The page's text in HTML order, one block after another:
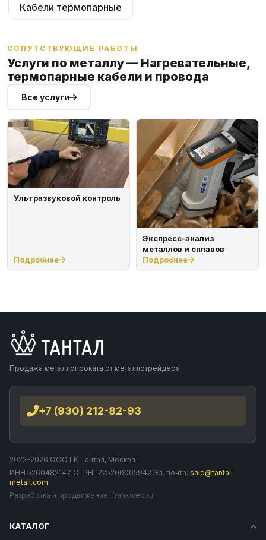
Кабели термопарные
СОПУТСТВУЮЩИЕ РАБОТЫ
Услуги по металлу — Нагревательные,
термопарные кабели и провода
Все услуги
Ультразвуковой контроль
Подробнее
Экспресс-анализ
металлов и сплавов
Подробнее
Продажа металлопроката от металлотрейдера
+7 (930) 212-82-93
2022–2026 ООО ГК Тантал, Москва
ИНН 5260482147 ОГРН 1225200005942 Эл. почта: sale@tantal-
metall.com
Разработка и продвижение: frankweb.ru
КАТАЛОГ